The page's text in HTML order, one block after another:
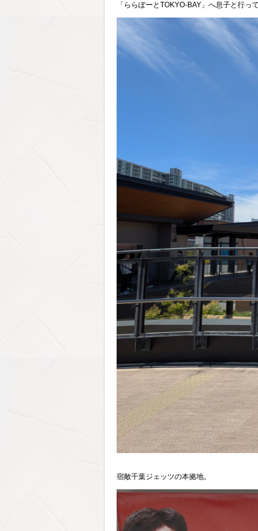
「ららぽーとTOKYO-BAY」へ息子と行っ
宿敵千葉ジェッツの本拠地。